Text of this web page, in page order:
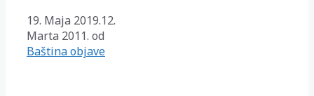
19. Maja 2019.12.
Marta 2011. od
Baština objave